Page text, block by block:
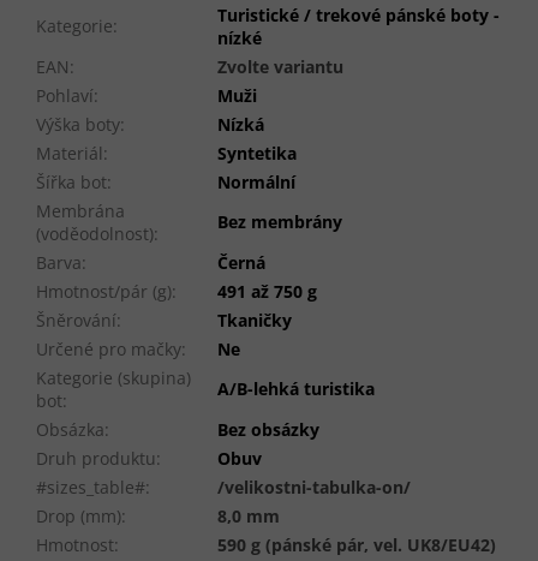
Kategorie:
Turistické / trekové pánské boty -
nízké
EAN:
Zvolte variantu
Pohlaví:
Muži
Výška boty:
Nízká
Materiál:
Syntetika
Šířka bot:
Normální
Membrána
(voděodolnost):
Bez membrány
Barva:
Černá
Hmotnost/pár (g):
491 až 750 g
Šněrování:
Tkaničky
Určené pro mačky:
Ne
Kategorie (skupina)
bot:
A/B-lehká turistika
Obsázka:
Bez obsázky
Druh produktu:
Obuv
#sizes_table#:
/velikostni-tabulka-on/
Drop (mm):
8,0 mm
Hmotnost:
590 g (pánské pár, vel. UK8/EU42)